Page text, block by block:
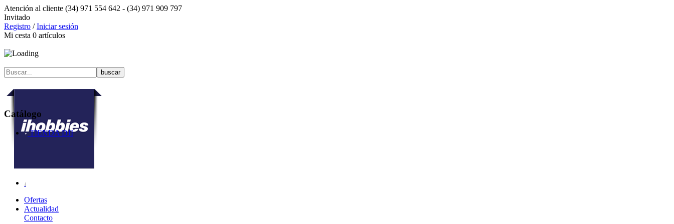
Atención al cliente (34) 971 554 642 - (34) 971 909 797
Invitado
Registro /Iniciar sesión
Mi cesta 0 artículos
Ofertas
Actualidad
Contacto
Catálogo
TIENDA DJI